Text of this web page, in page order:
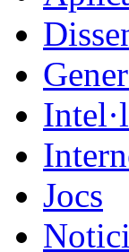
Jocs